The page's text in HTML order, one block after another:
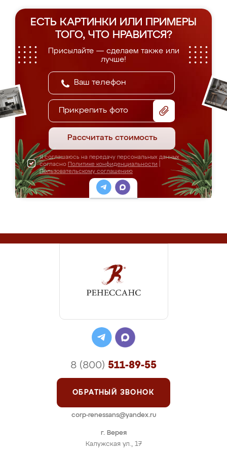
ЕСТЬ КАРТИНКИ ИЛИ ПРИМЕРЫ
ТОГО, ЧТО НРАВИТСЯ?
Присылайте — сделаем также или
лучше!
Прикрепить фото
Рассчитать стоимость
Я соглашаюсь на передачу персональных данных
согласно Политике конфиденциальности
Пользовательскому соглашению
г. Верея
Калужская ул., 17
8 (800) 511-89-55
ОБРАТНЫЙ ЗВОНОК
corp-renessans@yandex.ru